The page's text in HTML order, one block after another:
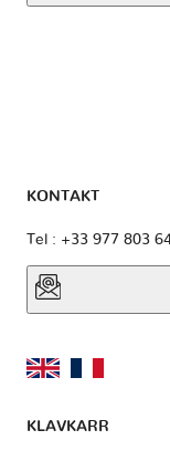
KONTAKT
Tel : +33 977 803
KLAVKARR